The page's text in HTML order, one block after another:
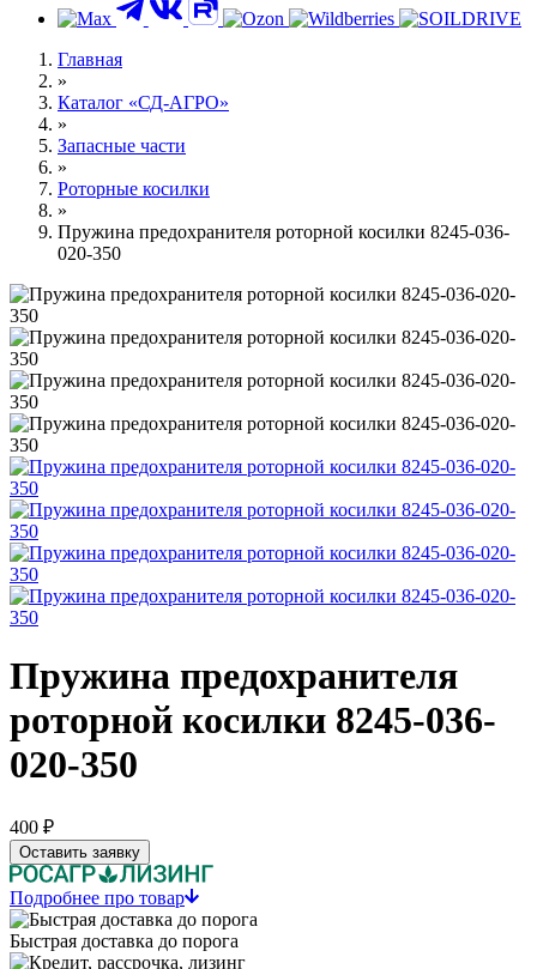
Главная
»
Каталог «СД-АГРО»
»
Запасные части
»
Роторные косилки
»
Пружина предохранителя роторной косилки 8245-036-
020-350
Пружина предохранителя
роторной косилки 8245-036-
020-350
400 ₽
Оставить заявку
Подробнее про товар
Быстрая доставка до порога